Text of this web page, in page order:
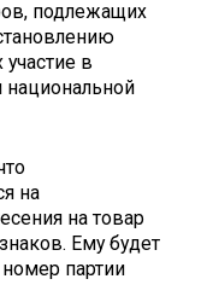
подлежащих
в
национальной
на
на товар
Ему будет
партии